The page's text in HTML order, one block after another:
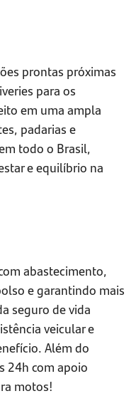
prontas próximas
para os
em uma ampla
padarias e
todo o Brasil,
e equilíbrio na
abastecimento,
e garantindo mais
seguro de vida
veicular e
Além do
24h com apoio
motos!